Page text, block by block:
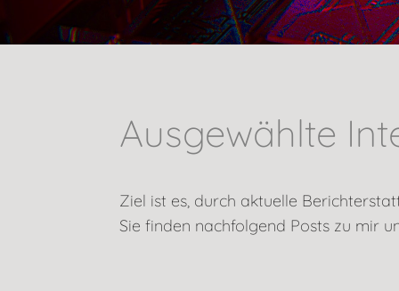
Ausgewählte
Ziel ist es, durch aktuelle
Sie finden nachfolgend Posts zu mir